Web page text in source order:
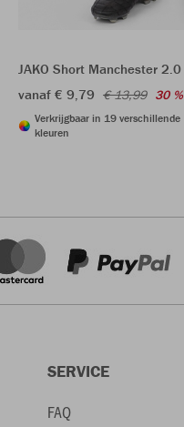
JAKO Short Manchester 2.0
vanaf € 9,79 € 13,99 30 %
Verkrijgbaar in 19 verschillende
kleuren
SERVICE
FAQ